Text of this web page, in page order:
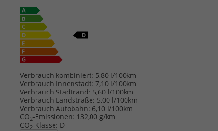
Verbrauch kombiniert: 5,80 l/100km
Verbrauch Innenstadt: 7,10 l/100km
Verbrauch Stadtrand: 5,60 l/100km
Verbrauch Landstraße: 5,00 l/100km
Verbrauch Autobahn: 6,10 l/100km
CO2-Emissionen: 132,00 g/km
CO2-Klasse: D